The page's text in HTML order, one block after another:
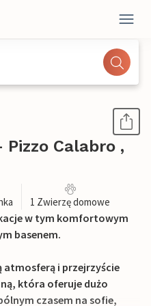
Calabro ,
1 Zwierzę domowe
w tym komfortowym
basenem.
atmosferą i przejrzyście
która oferuje dużo
czasem na sofie,